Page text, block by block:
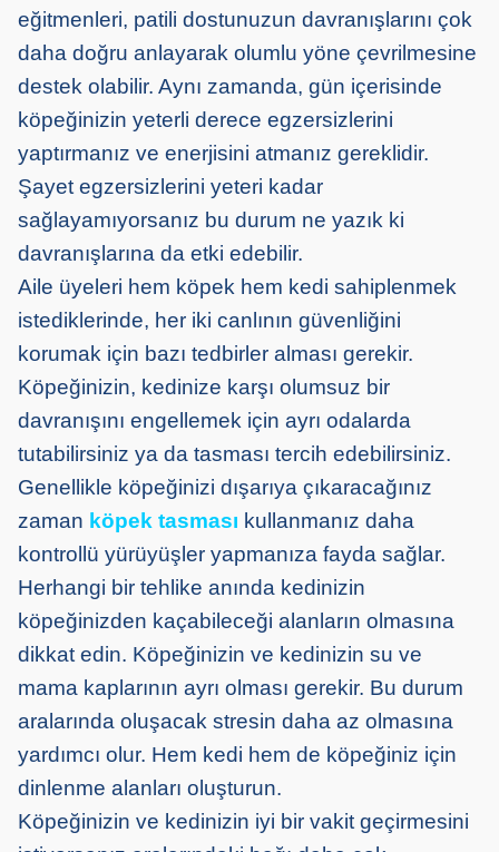
eğitmenleri, patili dostunuzun davranışlarını çok
daha doğru anlayarak olumlu yöne çevrilmesine
destek olabilir. Aynı zamanda, gün içerisinde
köpeğinizin yeterli derece egzersizlerini
yaptırmanız ve enerjisini atmanız gereklidir.
Şayet egzersizlerini yeteri kadar
sağlayamıyorsanız bu durum ne yazık ki
davranışlarına da etki edebilir.
Aile üyeleri hem köpek hem kedi sahiplenmek
istediklerinde, her iki canlının güvenliğini
korumak için bazı tedbirler alması gerekir.
Köpeğinizin, kedinize karşı olumsuz bir
davranışını engellemek için ayrı odalarda
tutabilirsiniz ya da tasması tercih edebilirsiniz.
Genellikle köpeğinizi dışarıya çıkaracağınız
zaman köpek tasması kullanmanız daha
kontrollü yürüyüşler yapmanıza fayda sağlar.
Herhangi bir tehlike anında kedinizin
köpeğinizden kaçabileceği alanların olmasına
dikkat edin. Köpeğinizin ve kedinizin su ve
mama kaplarının ayrı olması gerekir. Bu durum
aralarında oluşacak stresin daha az olmasına
yardımcı olur. Hem kedi hem de köpeğiniz için
dinlenme alanları oluşturun.
Köpeğinizin ve kedinizin iyi bir vakit geçirmesini